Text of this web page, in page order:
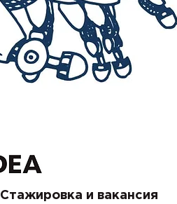
Стажировка и вакансия